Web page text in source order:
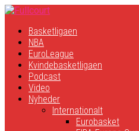
Basketligaen
NBA
EuroLeague
Kvindebasketligaen
Podcast
Video
Nyheder
Internationalt
Eurobasket